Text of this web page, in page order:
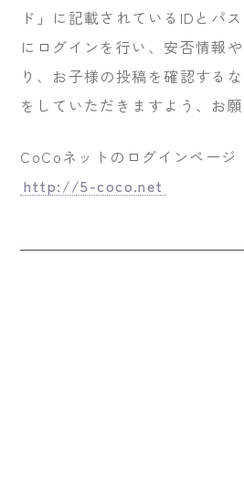
ド」に記載されているIDとパ
にログインを行い、安否情報
り、お子様の投稿を確認する
をしていただきますよう、お願
CoCoネットのログインページ
http://5-coco.net